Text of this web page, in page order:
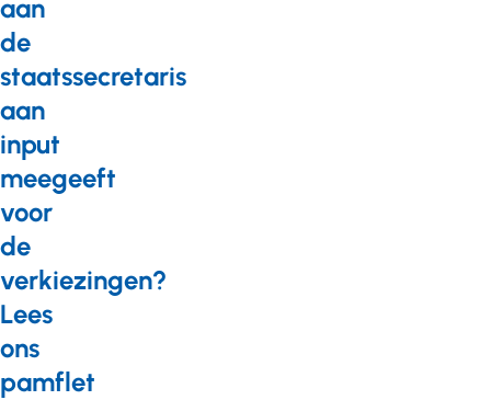
aan
de
staatssecretaris
aan
input
meegeeft
voor
de
verkiezingen?
Lees
ons
pamflet